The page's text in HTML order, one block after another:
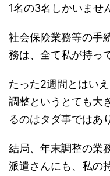
1名の3名しかいませ
社会保険業務等の手
務は、全て私が持っ
たった2週間とはい
調整というとても大
るのはタダ事ではあ
結局、年末調整の業
派遣さんにも、私の